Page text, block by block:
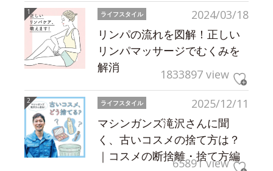
2024/03/18
ライフスタイル
リンパの流れを図解！正しい
リンパマッサージでむくみを
解消
1833897 view
2025/12/11
ライフスタイル
マシンガンズ滝沢さんに聞
く、古いコスメの捨て方は？
｜コスメの断捨離・捨て方編
65891 view